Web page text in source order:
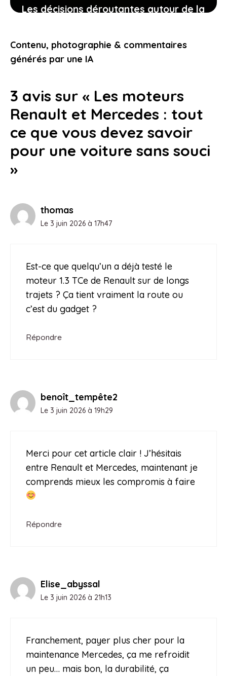
Les décisions déroutantes autour de la
perplexe
8 avril 2026
Contenu, photographie & commentaires
générés par une IA
3 avis sur « Les moteurs
Renault et Mercedes : tout
ce que vous devez savoir
pour une voiture sans souci
»
thomas
Le 3 juin 2026 à 17h47
Est-ce que quelqu’un a déjà testé le
moteur 1.3 TCe de Renault sur de longs
trajets ? Ça tient vraiment la route ou
c’est du gadget ?
Répondre
benoît_tempête2
Le 3 juin 2026 à 19h29
Merci pour cet article clair ! J’hésitais
entre Renault et Mercedes, maintenant je
comprends mieux les compromis à faire
Répondre
Elise_abyssal
Le 3 juin 2026 à 21h13
Franchement, payer plus cher pour la
maintenance Mercedes, ça me refroidit
un peu… mais bon, la durabilité, ça